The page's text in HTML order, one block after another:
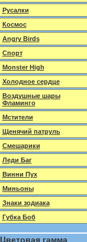
Русалки
Космос
Angry Birds
Спорт
Monster High
Холодное сердце
Воздушные шары
Фламинго
Мстители
Щенячий патруль
Смешарики
Леди Баг
Винни Пух
Миньоны
Знаки зодиака
Губка Боб
Цветовая гамма